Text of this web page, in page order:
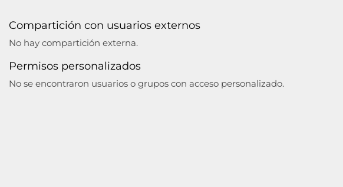
Compartición con usuarios externos
No hay compartición externa.
Permisos personalizados
No se encontraron usuarios o grupos con acceso personalizado.